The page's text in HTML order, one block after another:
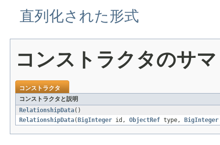
直列化された形式
コンストラクタのサ
コンストラクタ
コンストラクタと説明
RelationshipData()
RelationshipData( BigInteger id, ObjectRef type, BigInteger